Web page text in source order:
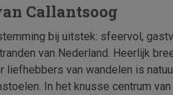
Callantsoog
bij uitstek: sfeervol,
van Nederland. Heerlijk
liefhebbers van wandelen is
In het knusse centrum